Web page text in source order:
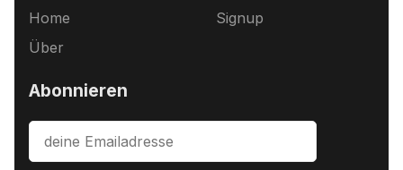
Home
Über
Signup
Abonnieren